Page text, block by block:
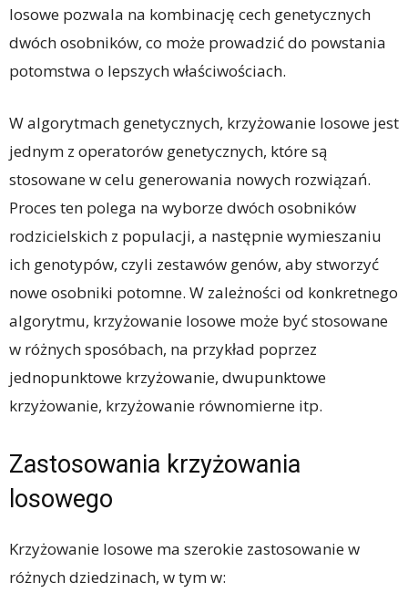
losowe pozwala na kombinację cech genetycznych
dwóch osobników, co może prowadzić do powstania
potomstwa o lepszych właściwościach.
W algorytmach genetycznych, krzyżowanie losowe jest
jednym z operatorów genetycznych, które są
stosowane w celu generowania nowych rozwiązań.
Proces ten polega na wyborze dwóch osobników
rodzicielskich z populacji, a następnie wymieszaniu
ich genotypów, czyli zestawów genów, aby stworzyć
nowe osobniki potomne. W zależności od konkretnego
algorytmu, krzyżowanie losowe może być stosowane
w różnych sposóbach, na przykład poprzez
jednopunktowe krzyżowanie, dwupunktowe
krzyżowanie, krzyżowanie równomierne itp.
Zastosowania krzyżowania
losowego
Krzyżowanie losowe ma szerokie zastosowanie w
różnych dziedzinach, w tym w: